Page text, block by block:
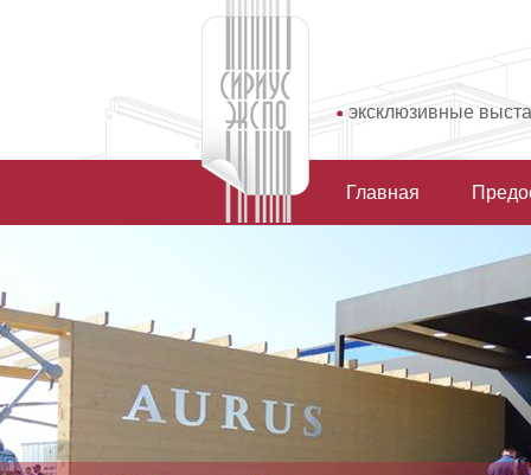
эксклюзивные
Главная